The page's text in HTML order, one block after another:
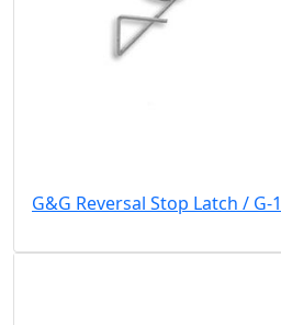
G&G Reversal Stop Latch / G-